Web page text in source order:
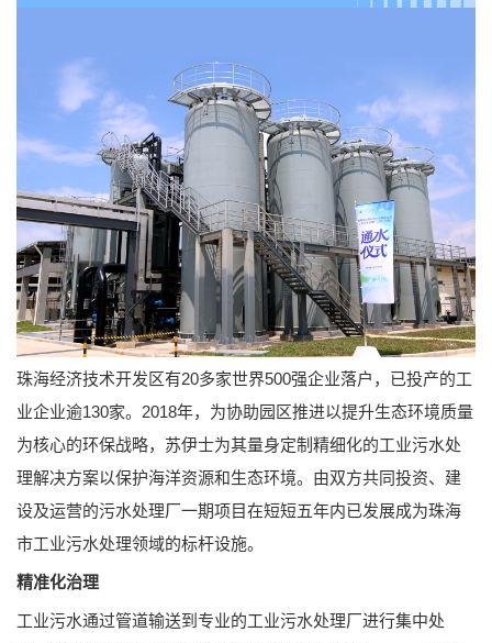
珠海经济技术开发区有20多家世界500强企业落户，已投产的工
业企业逾130家。2018年，为协助园区推进以提升生态环境质量
为核心的环保战略，苏伊士为其量身定制精细化的工业污水处
理解决方案以保护海洋资源和生态环境。由双方共同投资、建
设及运营的污水处理厂一期项目在短短五年内已发展成为珠海
市工业污水处理领域的标杆设施。
精准化治理
工业污水通过管道输送到专业的工业污水处理厂进行集中处